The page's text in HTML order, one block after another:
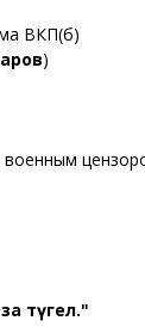
ВКП(б)
)
военным
түгел."